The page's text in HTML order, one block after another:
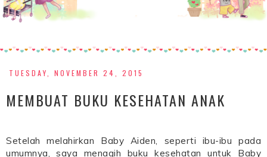
TUESDAY, NOVEMBER 24, 2015
MEMBUAT BUKU KESEHATAN ANAK
Setelah melahirkan Baby Aiden, seperti ibu-ibu pada
umumnya, saya menagih buku kesehatan untuk Baby